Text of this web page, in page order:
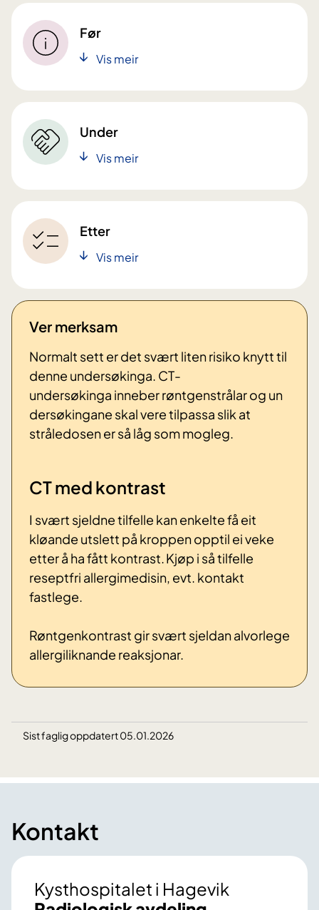
Før
Vis meir
Under
Vis meir
Etter
Vis meir
Ver merksam
Normalt sett er det svært liten risiko knytt til
denne undersøkinga. CT-
undersøkinga inneberrøntgenstrålarog un
dersøkingane skalveretilpassa slik at
stråledosen er så låg sommogleg.
CT med kontrast
I svært sjeldne tilfelle kan enkelte få eit
kløande utslett på kroppen opptil ei veke
etter å ha fått kontrast. Kjøp i så tilfelle
reseptfri allergimedisin, evt. kontakt
fastlege.
Røntgenkontrast gir svært sjeldan alvorlege
allergiliknande reaksjonar.
Sist faglig oppdatert 05.01.2026
Kontakt
Kysthospitalet i Hagevik